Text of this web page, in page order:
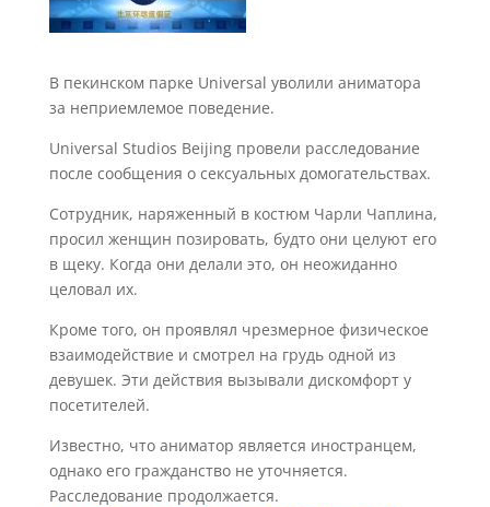
В пекинском парке Universal уволили аниматора
за неприемлемое поведение.
Universal Studios Beijing провели расследование
после сообщения о сексуальных домогательствах.
Сотрудник, наряженный в костюм Чарли Чаплина,
просил женщин позировать, будто они целуют его
в щеку. Когда они делали это, он неожиданно
целовал их.
Кроме того, он проявлял чрезмерное физическое
взаимодействие и смотрел на грудь одной из
девушек. Эти действия вызывали дискомфорт у
посетителей.
Известно, что аниматор является иностранцем,
однако его гражданство не уточняется.
Расследование продолжается.